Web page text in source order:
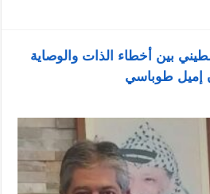
بين أخطاء الذات والوصاية
إميل طوباسي